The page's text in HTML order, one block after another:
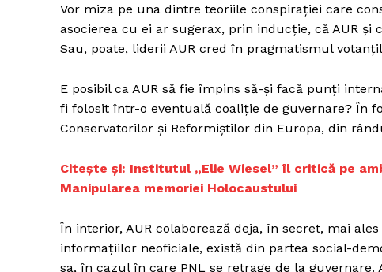
Vor miza pe una dintre teoriile conspirației care
asocierea cu ei ar sugerax, prin inducție, că AUR
Sau, poate, liderii AUR cred în pragmatismul
E posibil ca AUR să fie împins să-și facă punți
fi folosit într-o eventuală coaliție de guvernare? În
Conservatorilor și Reformiștilor din Europa, din
Citește și: Institutul „Elie Wiesel” îl critică pe
Manipularea memoriei Holocaustului
În interior, AUR colaborează deja, în secret, mai
informațiilor neoficiale, există din partea social-
sa, în cazul în care PNL se retrage de la